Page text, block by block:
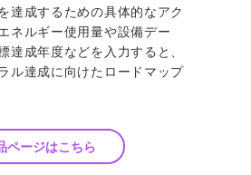
達成するための具体的なアク
ネルギー使用量や設備デー
達成年度などを入力すると、
ル達成に向けたロードマップ
ページはこちら